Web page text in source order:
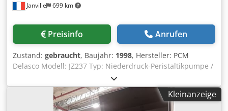
Janville 699 km
Preisinfo Anrufen
Zustand: gebraucht, Baujahr: 1998, Hersteller: PCM
Delasco Modell: JZ237 Typ: Niederdruck-Peristaltikpumpe /
Schlamm-Pumpe Baujahr: 1998 Dkodpfx Aaox R Dzme Ujr
Maximaler Druck: 1,5 bar Maximaler Durchfluss: 300 bis
600 Liter/Stunde
Kleinanzeige